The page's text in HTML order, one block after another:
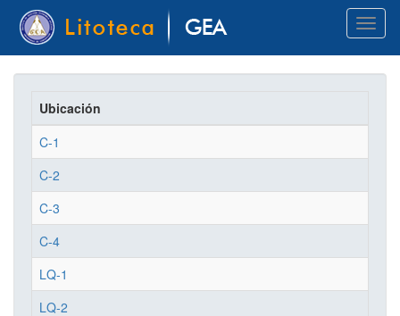
Pasar
contenido
Ubicación
C-1
C-2
C-3
C-4
LQ-1
LQ-2